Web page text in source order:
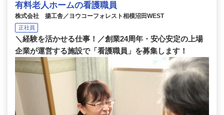
有料老人ホームの看護職員
株式会社 揚工舎／ヨウコーフォレスト相模沼田WEST
正社員
＼経験を活かせる仕事！／創業24周年・安心安定の上場
企業が運営する施設で「看護職員」を募集します！